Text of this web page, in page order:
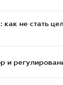
не стать
и